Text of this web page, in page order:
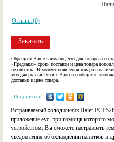
Отзывы (0)
Заказать
Обращаем Ваше внимание, что для товаров со
«Предзаказ» сроки поставки и цена товара
неизвестны. В момент появления товара в
менеджеры свяжутся с Вами и сообщат о
доставки и цене товара.
Поделиться
Встраиваемый холодильник Haier
приложение evo, при помощи которого
устройством. Вы сможете настраивать
уведомления об охлаждении напитков и